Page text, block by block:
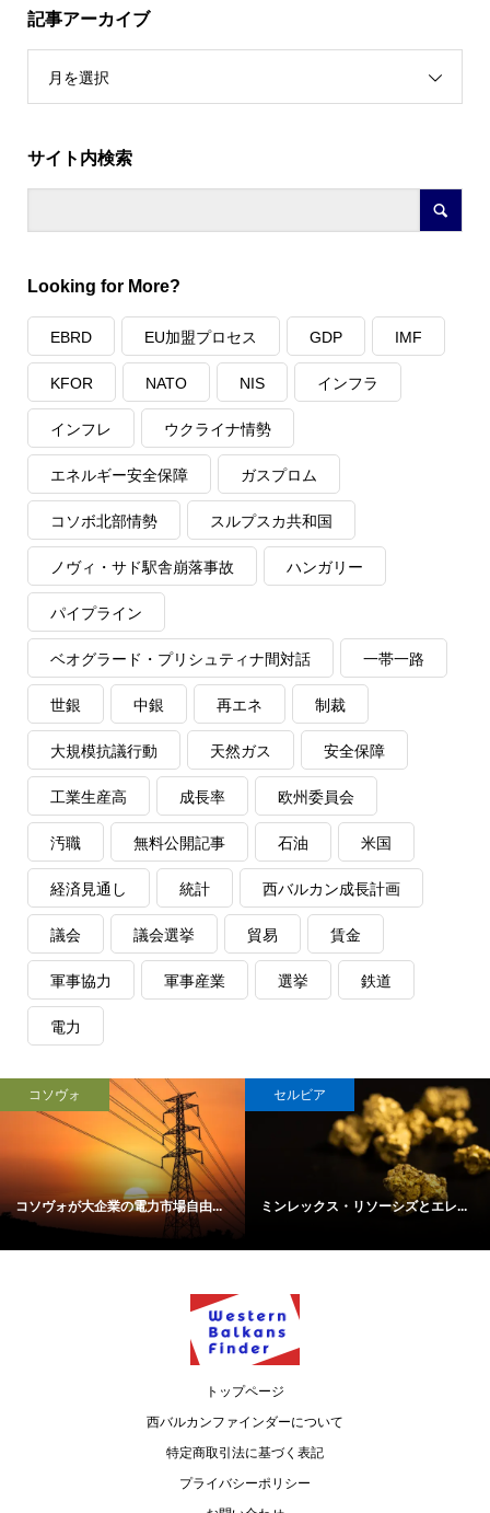
記事アーカイブ
月を選択
サイト内検索
Looking for More?
EBRD EU加盟プロセス GDP IMF
KFOR NATO NIS インフラ
インフレ ウクライナ情勢
エネルギー安全保障 ガスプロム
コソボ北部情勢 スルプスカ共和国
ノヴィ・サド駅舎崩落事故 ハンガリー
パイプライン
ベオグラード・プリシュティナ間対話 一帯一路
世銀 中銀 再エネ 制裁
大規模抗議行動 天然ガス 安全保障
工業生産高 成長率 欧州委員会
汚職 無料公開記事 石油 米国
経済見通し 統計 西バルカン成長計画
議会 議会選挙 貿易 賃金
軍事協力 軍事産業 選挙 鉄道
電力
コソヴォ
コソヴォが大企業の電力市場自由...
セルビア
ミンレックス・リソーシズとエレ...
トップページ
西バルカンファインダーについて
特定商取引法に基づく表記
プライバシーポリシー